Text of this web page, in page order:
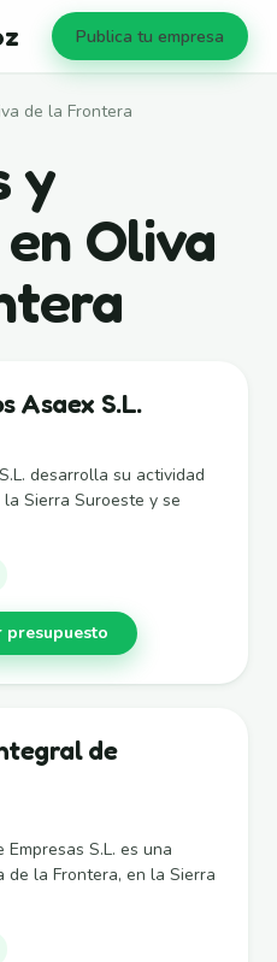
Publica tu empresa
de la Frontera
y
Oliva
Asaex S.L.
desarrolla su actividad
Sierra Suroeste y se
presupuesto
de
S.L. es una
de la Frontera, en la Sierra